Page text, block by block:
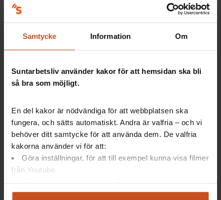
Samtycke Information Om
Suntarbetsliv använder kakor för att hemsidan ska bli
så bra som möjligt.
En del kakor är nödvändiga för att webbplatsen ska
fungera, och sätts automatiskt. Andra är valfria – och vi
behöver ditt samtycke för att använda dem. De valfria
kakorna använder vi för att:
Göra inställningar, för att till exempel kunna visa filmer
från Youtube
Analysera trafik för att kunna visa riktad information
Digitala verktyg
Säkerhetsdialogen
Förebygg hot och våld på jobbet med hjälp av
experternas tips, dialogstöd, skyddsronder och
SAM, Fysisk arbetsmiljö, OSA